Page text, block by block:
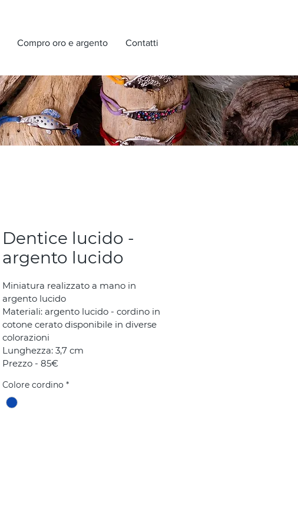
Compro oro e argento Contatti
Dentice lucido -
argento lucido
Miniatura realizzato a mano in
argento lucido
Materiali: argento lucido - cordino in
cotone cerato disponibile in diverse
colorazioni
Lunghezza: 3,7 cm
Prezzo - 85€
Colore cordino *